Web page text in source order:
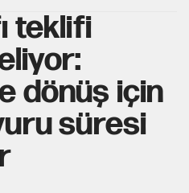
teklifi
dönüş için
süresi